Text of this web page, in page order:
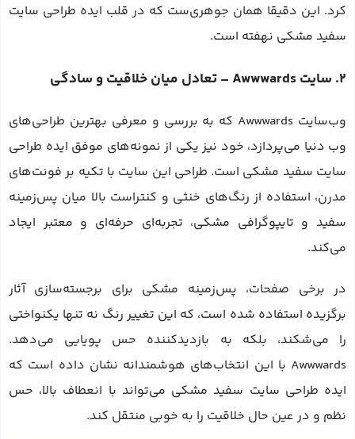
کرد. این دقیقا همان جوهری‌ست که در قلب ایده طراحی سایت
سفید مشکی نهفته است.
2. سایت Awwwards – تعادل میان خلاقیت و سادگی
وب‌سایت Awwwards که به بررسی و معرفی بهترین طراحی‌های
وب دنیا می‌پردازد، خود نیز یکی از نمونه‌های موفق ایده طراحی
سایت سفید مشکی است. طراحی این سایت با تکیه بر فونت‌های
مدرن، استفاده از رنگ‌های خنثی و کنتراست بالا میان پس‌زمینه
سفید و تایپوگرافی مشکی، تجربه‌ای حرفه‌ای و معتبر ایجاد
می‌کند.
در برخی صفحات، پس‌زمینه مشکی برای برجسته‌سازی آثار
برگزیده استفاده شده است، که این تغییر رنگ نه تنها یکنواختی
را می‌شکند، بلکه به بازدیدکننده حس پویایی می‌دهد.
Awwwards با این انتخاب‌های هوشمندانه نشان داده است که
ایده طراحی سایت سفید مشکی می‌تواند با انعطاف بالا، حس
نظم و در عین حال خلاقیت را به خوبی منتقل کند.